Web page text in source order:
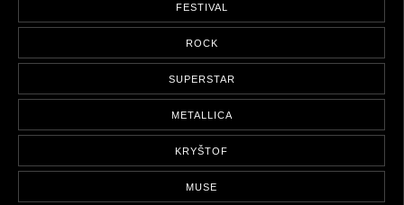
FESTIVAL
ROCK
SUPERSTAR
METALLICA
KRYŠTOF
MUSE